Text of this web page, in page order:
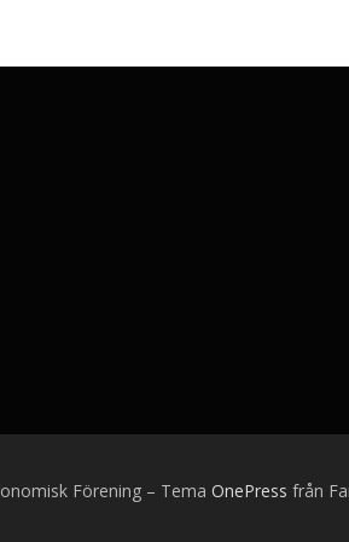
Förening – Tema OnePress från